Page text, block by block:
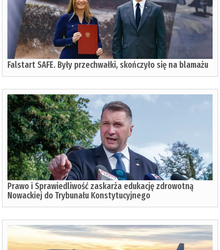
Falstart SAFE. Były przechwałki, skończyło się na blamażu
Prawo i Sprawiedliwość zaskarża edukację zdrowotną
Nowackiej do Trybunału Konstytucyjnego